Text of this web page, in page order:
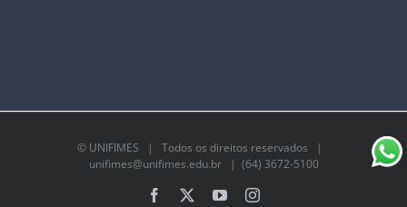
© UNIFIMES | Todos os direitos reservados |
unifimes@unifimes.edu.br| (64) 3672-5100
Facebook YouTubeInstagram